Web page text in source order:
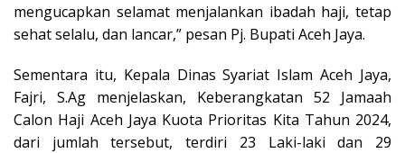
mengucapkan selamat menjalankan ibadah haji, tetap
sehat selalu, dan lancar,” pesan Pj. Bupati Aceh Jaya.
Sementara itu, Kepala Dinas Syariat Islam Aceh Jaya,
Fajri, S.Ag menjelaskan, Keberangkatan 52 Jamaah
Calon Haji Aceh Jaya Kuota Prioritas Kita Tahun 2024,
dari jumlah tersebut, terdiri 23 Laki-laki dan 29